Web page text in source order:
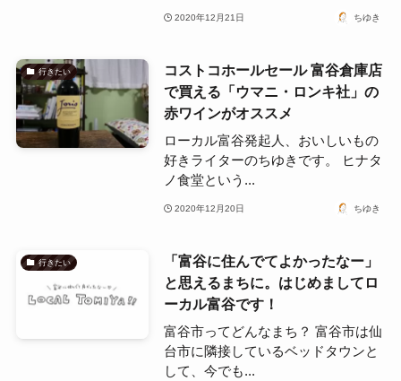
2020年12月21日 ちゆき
行きたい
コストコホールセール 富谷倉庫店
で買える「ウマニ・ロンキ社」の
赤ワインがオススメ
ローカル富谷発起人、おいしいもの
好きライターのちゆきです。 ヒナタ
ノ食堂という...
2020年12月20日 ちゆき
行きたい
「富谷に住んでてよかったなー」
と思えるまちに。はじめましてロ
ーカル富谷です！
富谷市ってどんなまち？ 富谷市は仙
台市に隣接しているベッドタウンと
して、今でも...